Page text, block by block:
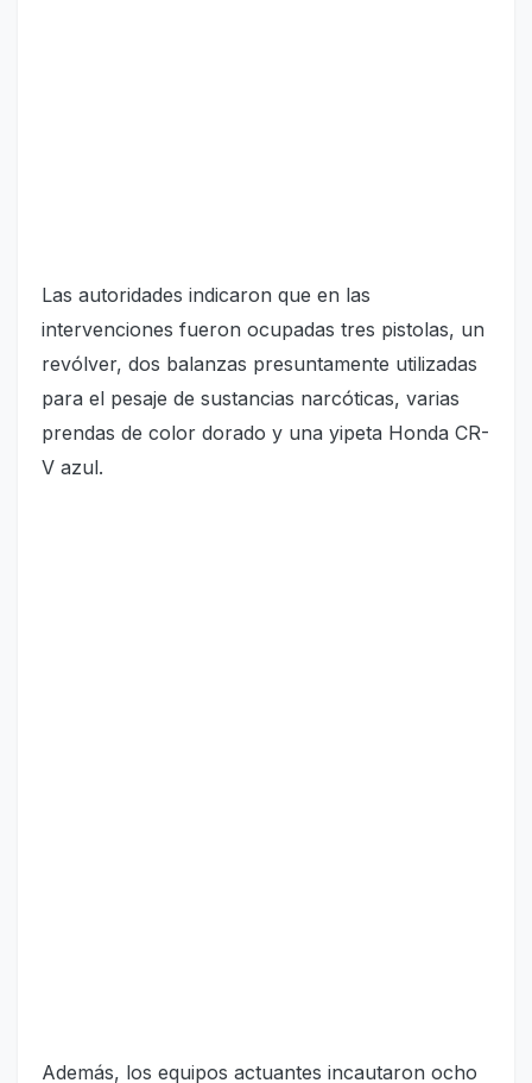
Las autoridades indicaron que en las
intervenciones fueron ocupadas tres pistolas, un
revólver, dos balanzas presuntamente utilizadas
para el pesaje de sustancias narcóticas, varias
prendas de color dorado y una yipeta Honda CR-
V azul.
Además, los equipos actuantes incautaron ocho